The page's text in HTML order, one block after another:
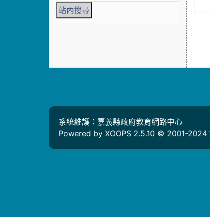
系統維護：嘉義縣政府教育網路中心
Powered by XOOPS 2.5.10 © 2001-2024